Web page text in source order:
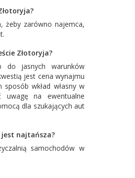
żeby zarówno najemca,
Złotoryja?
do jasnych warunków
jest cena wynajmu
wkład własny w
na ewentualne
dla szukających aut
jest najtańsza?
samochodów w